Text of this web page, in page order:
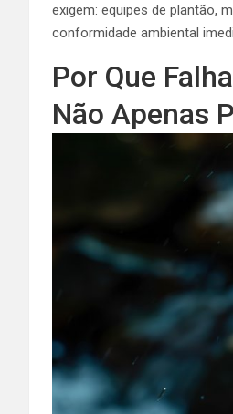
exigem: equipes de plantão,
conformidade ambiental
Por Que
Não Apenas